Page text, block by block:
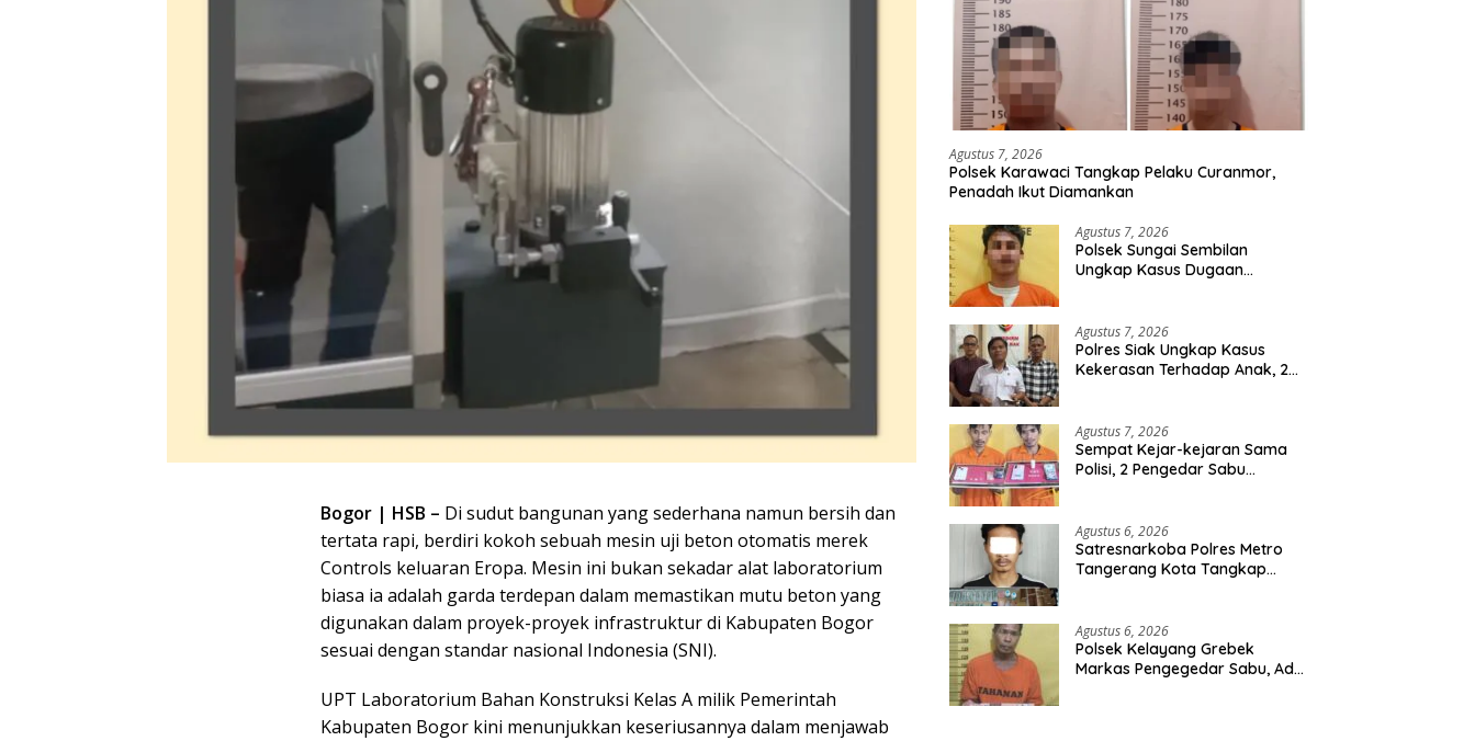
Bogor | HSB – Di sudut bangunan yang sederhana namun bersih dan
tertata rapi, berdiri kokoh sebuah mesin uji beton otomatis merek
Controls keluaran Eropa. Mesin ini bukan sekadar alat laboratorium
biasa ia adalah garda terdepan dalam memastikan mutu beton yang
digunakan dalam proyek-proyek infrastruktur di Kabupaten Bogor
sesuai dengan standar nasional Indonesia (SNI).
UPT Laboratorium Bahan Konstruksi Kelas A milik Pemerintah
Kabupaten Bogor kini menunjukkan keseriusannya dalam menjawab
Agustus 7, 2026
Polsek Karawaci Tangkap Pelaku Curanmor,
Penadah Ikut Diamankan
Agustus 7, 2026
Polsek Sungai Sembilan
Ungkap Kasus Dugaan
Berhasil Diamankan
Agustus 7, 2026
Polres Siak Ungkap Kasus
Kekerasan Terhadap Anak, 2
Agustus 7, 2026
Sempat Kejar-kejaran Sama
Polisi, 2 Pengedar Sabu
Agustus 6, 2026
Satresnarkoba Polres Metro
Tangerang Kota Tangkap
Hexymer Disita
Agustus 6, 2026
Polsek Kelayang Grebek
Markas Pengegedar Sabu, Ada